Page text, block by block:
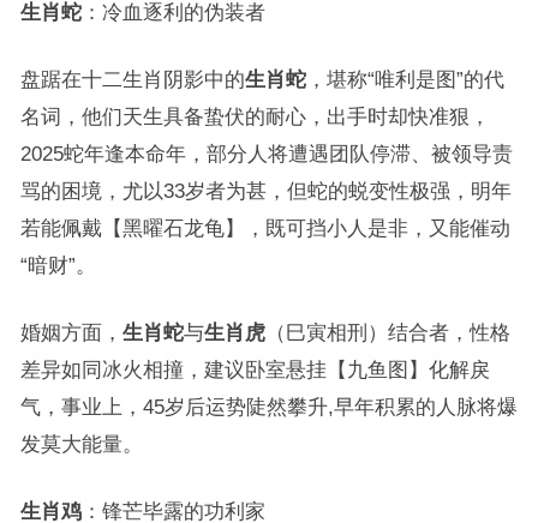
生肖蛇：冷血逐利的伪装者
盘踞在十二生肖阴影中的生肖蛇，堪称“唯利是图”的代
名词，他们天生具备蛰伏的耐心，出手时却快准狠，
2025蛇年逢本命年，部分人将遭遇团队停滞、被领导责
骂的困境，尤以33岁者为甚，但蛇的蜕变性极强，明年
若能佩戴【黑曜石龙龟】，既可挡小人是非，又能催动
“暗财”。
婚姻方面， 生肖蛇与生肖虎（巳寅相刑）结合者，性格
差异如同冰火相撞，建议卧室悬挂【九鱼图】化解戾
气，事业上，45岁后运势陡然攀升,早年积累的人脉将爆
发莫大能量。
生肖鸡：锋芒毕露的功利家